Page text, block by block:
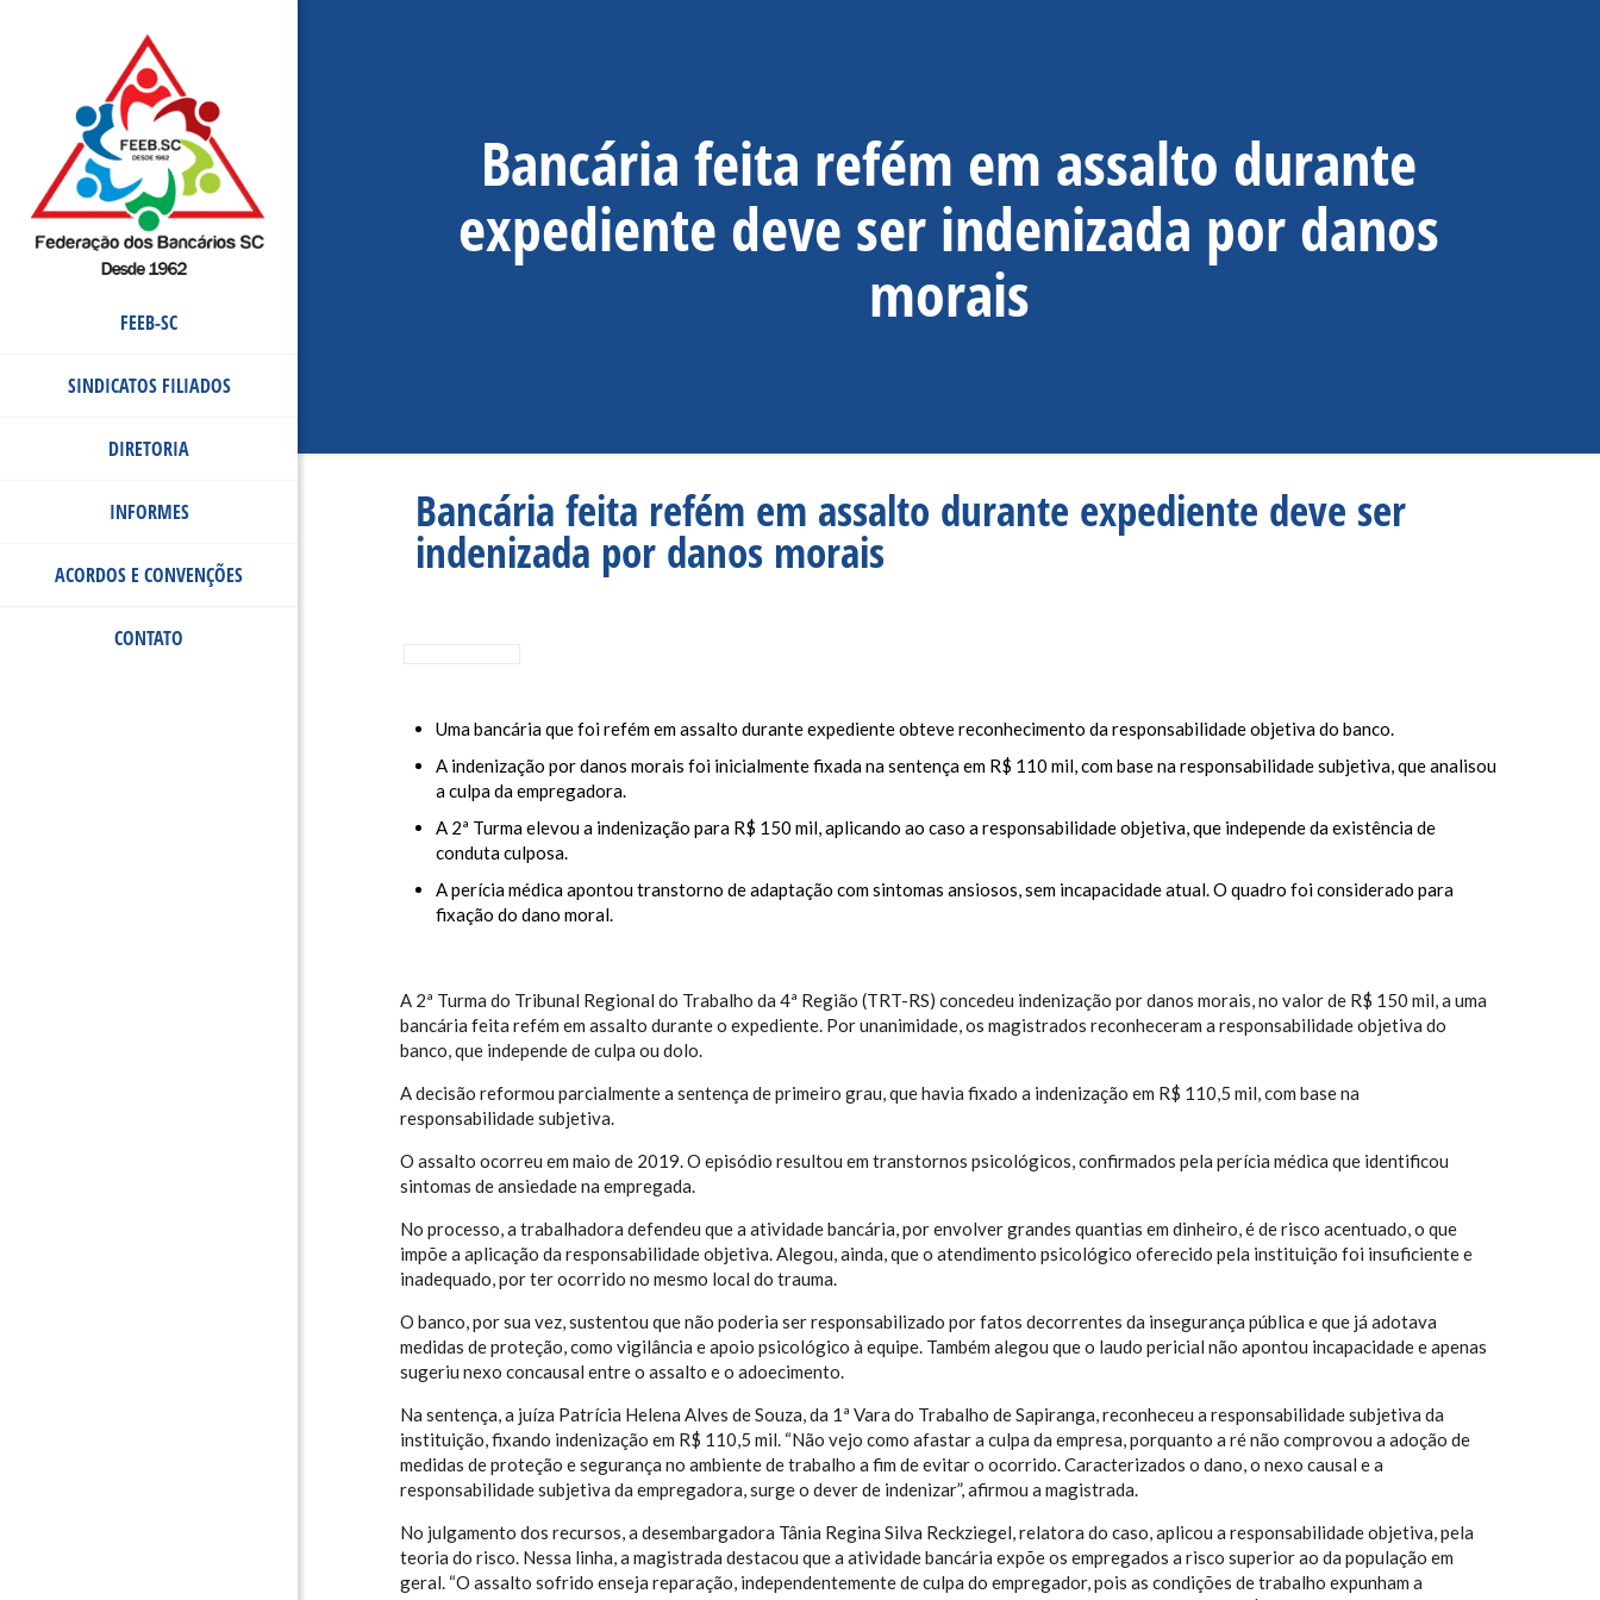
FEEB-SC
SINDICATOS FILIADOS
DIRETORIA
INFORMES
ACORDOS E CONVENÇÕES
CONTATO
Bancária feita refém em assalto durante
expediente deve ser indenizada por danos
morais
Bancária feita refém em assalto durante expediente deve ser
indenizada por danos morais
Uma bancária que foi refém em assalto durante expediente obteve reconhecimento da responsabilidade objetiva do banco.
A indenização por danos morais foi inicialmente fixada na sentença em R$ 110 mil, com base na responsabilidade subjetiva, que analisou
a culpa da empregadora.
A 2ª Turma elevou a indenização para R$ 150 mil, aplicando ao caso a responsabilidade objetiva, que independe da existência de
conduta culposa.
A perícia médica apontou transtorno de adaptação com sintomas ansiosos, sem incapacidade atual. O quadro foi considerado para
fixação do dano moral.
A 2ª Turma do Tribunal Regional do Trabalho da 4ª Região (TRT-RS) concedeu indenização por danos morais, no valor de R$ 150 mil, a uma
bancária feita refém em assalto durante o expediente. Por unanimidade, os magistrados reconheceram a responsabilidade objetiva do
banco, que independe de culpa ou dolo.
A decisão reformou parcialmente a sentença de primeiro grau, que havia fixado a indenização em R$ 110,5 mil, com base na
responsabilidade subjetiva.
O assalto ocorreu em maio de 2019. O episódio resultou em transtornos psicológicos, confirmados pela perícia médica que identificou
sintomas de ansiedade na empregada.
No processo, a trabalhadora defendeu que a atividade bancária, por envolver grandes quantias em dinheiro, é de risco acentuado, o que
impõe a aplicação da responsabilidade objetiva. Alegou, ainda, que o atendimento psicológico oferecido pela instituição foi insuficiente e
inadequado, por ter ocorrido no mesmo local do trauma.
O banco, por sua vez, sustentou que não poderia ser responsabilizado por fatos decorrentes da insegurança pública e que já adotava
medidas de proteção, como vigilância e apoio psicológico à equipe. Também alegou que o laudo pericial não apontou incapacidade e apenas
sugeriu nexo concausal entre o assalto e o adoecimento.
Na sentença, a juíza Patrícia Helena Alves de Souza, da 1ª Vara do Trabalho de Sapiranga, reconheceu a responsabilidade subjetiva da
instituição, fixando indenização em R$ 110,5 mil. “Não vejo como afastar a culpa da empresa, porquanto a ré não comprovou a adoção de
medidas de proteção e segurança no ambiente de trabalho a fim de evitar o ocorrido. Caracterizados o dano, o nexo causal e a
responsabilidade subjetiva da empregadora, surge o dever de indenizar”, afirmou a magistrada.
No julgamento dos recursos, a desembargadora Tânia Regina Silva Reckziegel, relatora do caso, aplicou a responsabilidade objetiva, pela
teoria do risco. Nessa linha, a magistrada destacou que a atividade bancária expõe os empregados a risco superior ao da população em
geral. “O assalto sofrido enseja reparação, independentemente de culpa do empregador, pois as condições de trabalho expunham a